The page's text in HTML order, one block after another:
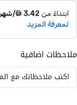
ملاحظات اضافية